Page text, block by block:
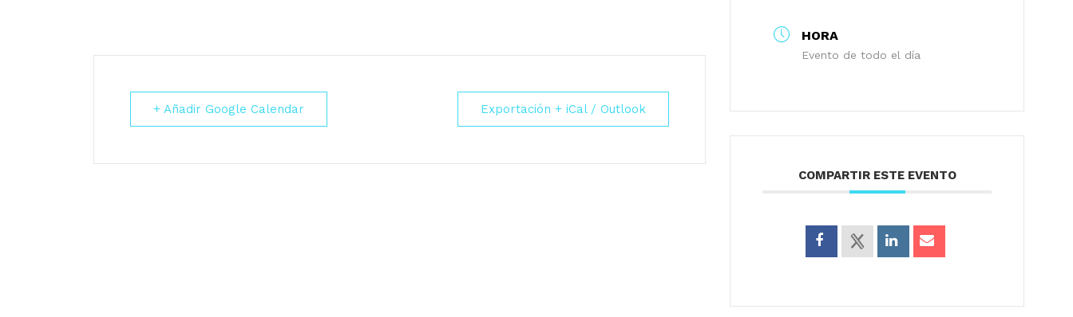
+ Añadir Google Calendar Exportación + iCal / Outlook
HORA
Evento de todo el día
COMPARTIR ESTE EVENTO